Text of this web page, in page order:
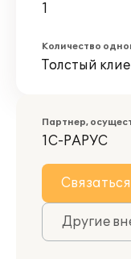
1
Количество
Толстый
Партнер,
1С-РАРУС
Связаться
Другие